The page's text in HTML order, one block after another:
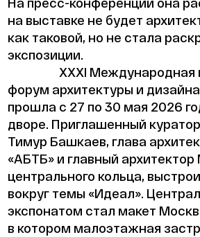
на выставке не будет
как таковой, но не стала
экспозиции.
XXXI Международная
форум архитектуры и
прошла с 27 по 30 мая 2026
дворе. Приглашенный куратор
Тимур Башкаев, глава
«АБТБ» и главный архитектор
центрального кольца,
вокруг темы «Идеал».
экспонатом стал макет
в котором малоэтажная